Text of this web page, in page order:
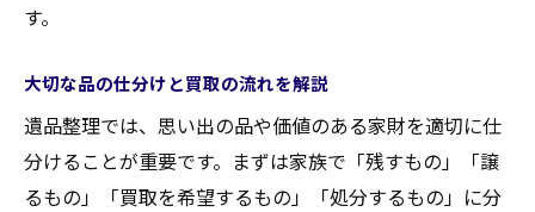
す。
大切な品の仕分けと買取の流れを解説
遺品整理では、思い出の品や価値のある家財を適切に仕
分けることが重要です。まずは家族で「残すもの」「譲
るもの」「買取を希望するもの」「処分するもの」に分